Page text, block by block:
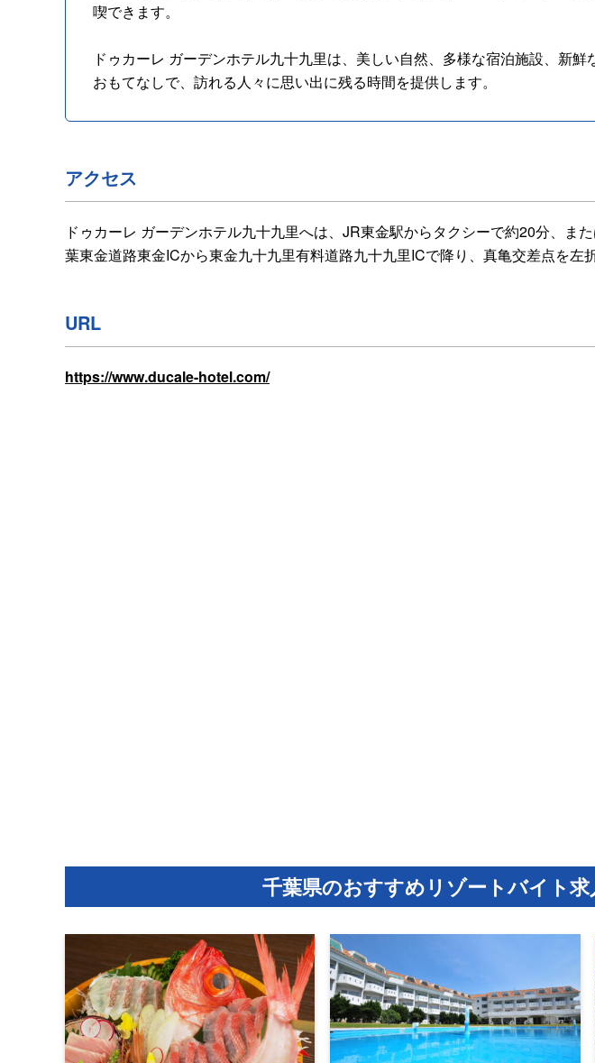
喫できます。
ドゥカーレ ガーデンホテル九十九里は、美しい自然、多様な宿泊施設、新
おもてなしで、訪れる人々に思い出に残る時間を提供します。
アクセス
ドゥカーレ ガーデンホテル九十九里へは、JR東金駅からタクシーで約20分、ま
葉東金道路東金ICから東金九十九里有料道路九十九里ICで降り、真亀交差点を左
URL
https://www.ducale-hotel.com/
千葉県のおすすめリゾートバイト求